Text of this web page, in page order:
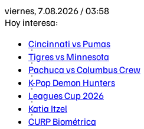
viernes, 7.08.2026 / 03:58
Hoy interesa:
Cincinnati vs Pumas
Tigres vs Minnesota
Pachuca vs Columbus Crew
K-Pop Demon Hunters
Leagues Cup 2026
Katia Itzel
CURP Biométrica